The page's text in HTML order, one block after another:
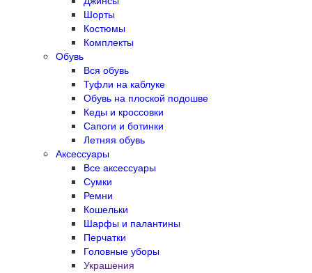
Шорты
Костюмы
Комплекты
Обувь
Вся обувь
Туфли на каблуке
Обувь на плоской подошве
Кеды и кроссовки
Сапоги и ботинки
Летняя обувь
Аксессуары
Все аксессуары
Сумки
Ремни
Кошельки
Шарфы и палантины
Перчатки
Головные уборы
Украшения